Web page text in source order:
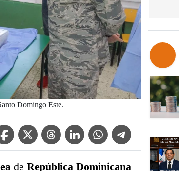
Domingo Este.
Icon
Twitter IconThreads IconLinkedin IconWhatsApp IconTelegram Icon
de República Dominicana